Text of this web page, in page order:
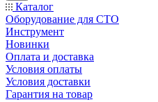
Каталог
Оборудование для СТО
Инструмент
Новинки
Оплата и доставка
Условия оплаты
Условия доставки
Гарантия на товар